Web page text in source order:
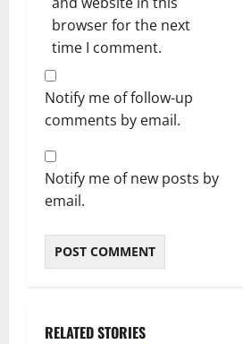
browser for the next
time I comment.
Notify me of follow-up
comments by email.
Notify me of new posts by
email.
RELATED STORIES